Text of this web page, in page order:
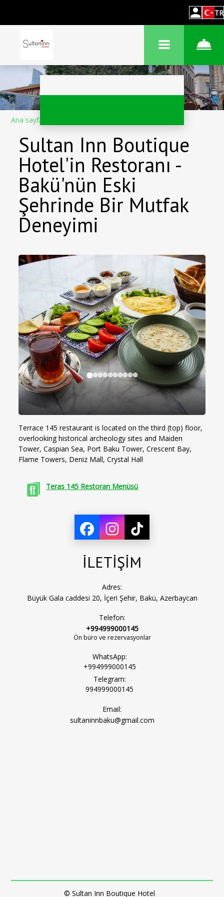
TR
Ana sayfa
Sultan Inn Boutique
Hotel'in Restoranı -
Bakü'nün Eski
Şehrinde Bir Mutfak
Deneyimi
Terrace 145 restaurant is located on the third (top) floor,
overlooking historical archeology sites and Maiden
Tower, Caspian Sea, Port Baku Tower, Crescent Bay,
Flame Towers, Deniz Mall, Crystal Hall
Teras 145 Restoran Menüsü
İLETİŞİM
Adres:
Büyük Gala caddesi 20, İçeri Şehir, Bakü, Azerbaycan
Telefon:
+994999000145
Ön büro ve rezervasyonlar
WhatsApp:
+994999000145
Telegram:
994999000145
Email:
sultaninnbaku@gmail.com
© Sultan Inn Boutique Hotel